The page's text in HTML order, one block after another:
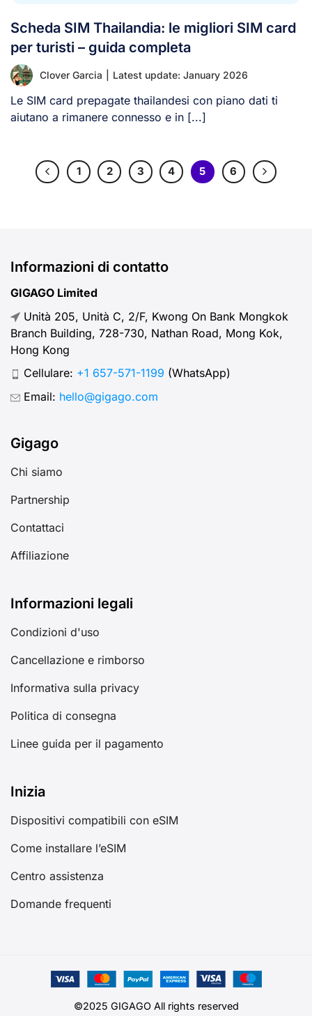
Scheda SIM Thailandia: le migliori SIM card
per turisti – guida completa
Clover Garcia Latest update: January 2026
Le SIM card prepagate thailandesi con piano dati ti
aiutano a rimanere connesso e in [...]
1 2 3 4 5 6
Informazioni di contatto
GIGAGO Limited
Unità 205, Unità C, 2/F, Kwong On Bank Mongkok
Branch Building, 728-730, Nathan Road, Mong Kok,
Hong Kong
Cellulare: +1 657-571-1199 (WhatsApp)
Email: hello@gigago.com
Gigago
Chi siamo
Partnership
Contattaci
Affiliazione
Informazioni legali
Condizioni d'uso
Cancellazione e rimborso
Informativa sulla privacy
Politica di consegna
Linee guida per il pagamento
Inizia
Dispositivi compatibili con eSIM
Come installare l’eSIM
Centro assistenza
Domande frequenti
©2025 GIGAGO All rights reserved